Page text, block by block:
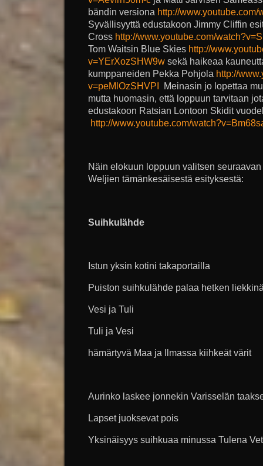
bändin versiona http://
Syvällisyyttä edustakoon Jimmy Cliffin
Cross http://www.youtube.com/
Tom Waitsin Blue Skies http://
v=YErXozSHW9w sekä haikeaa
kumppaneiden Pekka Pohjola http://
v=peMlOzSHVPI
Meinasin jo lopettaa
mutta huomasin, että loppuun tarvitaan
edustakoon Ratsian Lontoon Skidit
http://www.youtube.com/
Näin elokuun loppuun valitsen
Weljien tämänkesäisestä esityksestä:
Suihkulähde
Istun yksin kotini takaportailla
Puiston suihkulähde palaa hetken
Vesi ja Tuli
Tuli ja Vesi
hämärtyvä Maa ja Ilmassa kiihkeät värit
Aurinko laskee jonnekin Varisselän
Lapset juoksevat pois
Yksinäisyys suihkuaa minussa Tulena